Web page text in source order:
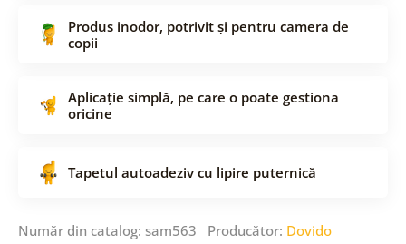
Produs inodor, potrivit și pentru camera de
copii
Aplicație simplă, pe care o poate gestiona
oricine
Tapetul autoadeziv cu lipire puternică
Număr din catalog: sam563 Producător: Dovido